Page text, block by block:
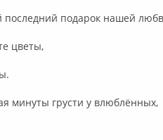
подарок нашей
цветы,
минуты грусти у влюблённых,